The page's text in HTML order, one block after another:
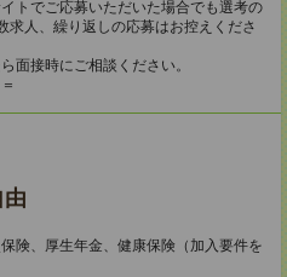
トでご応募いただいた場合でも選考の
求人、繰り返しの応募はお控えくださ
面接時にご相談ください。
険、厚生年金、健康保険（加入要件を